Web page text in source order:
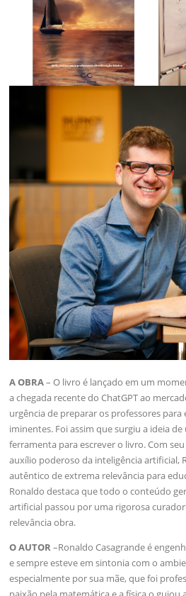
A OBRA– O livro é lançado em um
a chegada recente do ChatGPT ao
urgência de preparar os professores
iminentes. Foi assim que surgiu a ideia
ferramenta para escrever o livro. Com
auxílio poderoso da inteligência artificial,
autêntico de extrema relevância para
Ronaldo destaca que todo o conteúdo
artificial passou por uma rigorosa
relevância obra.
O AUTOR–Ronaldo Casagrande é
e sempre esteve em sintonia com o
especialmente por sua mãe, que foi